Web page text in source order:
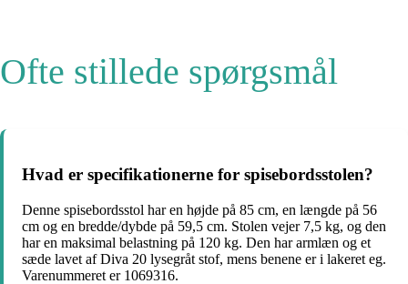
Ofte stillede spørgsmål
Hvad er specifikationerne for spisebordsstolen?
Denne spisebordsstol har en højde på 85 cm, en længde på 56
cm og en bredde/dybde på 59,5 cm. Stolen vejer 7,5 kg, og den
har en maksimal belastning på 120 kg. Den har armlæn og et
sæde lavet af Diva 20 lysegråt stof, mens benene er i lakeret eg.
Varenummeret er 1069316.